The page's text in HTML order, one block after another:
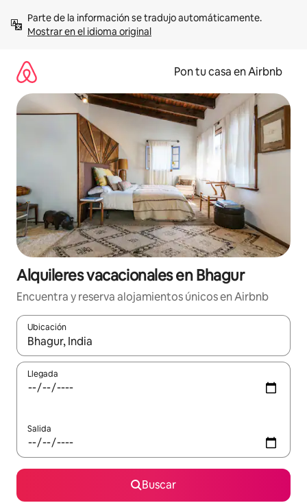
contenidoMostrar en el idioma original
Pon tu casa en Airbnb
Alquileres vacacionales en Bhagur
Encuentra y reserva alojamientos únicos en Airbnb
Ubicación
Cuando los resultados estén disponibles, navega con las
Llegada
Salida
Buscar